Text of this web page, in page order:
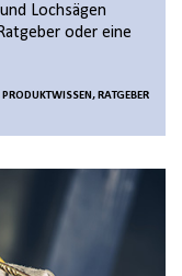
Lochsägen
oder eine
PRODUKTWISSEN, RATGEBER